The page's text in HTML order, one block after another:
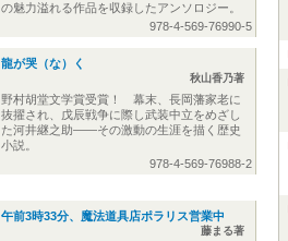
の魅力溢れる作品を収録したアンソロジー。
978-4-569-76990-5
龍が哭（な）く
秋山香乃著
野村胡堂文学賞受賞！ 幕末、長岡藩家老に
抜擢され、戊辰戦争に際し武装中立をめざし
た河井継之助――その激動の生涯を描く歴史
小説。
978-4-569-76988-2
午前3時33分、魔法道具店ポラリス営業中
藤まる著